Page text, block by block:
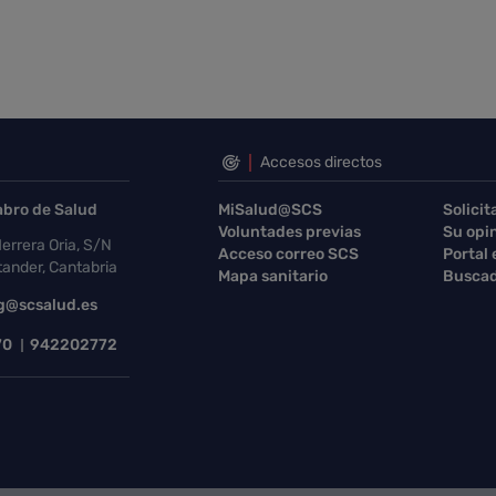
de Salud
Oria, S/N
Cantabria
942202772
Accesos directos
MiSalud@SCS
Voluntades previas
Su
Acceso correo SCS
Portal
Mapa sanitario